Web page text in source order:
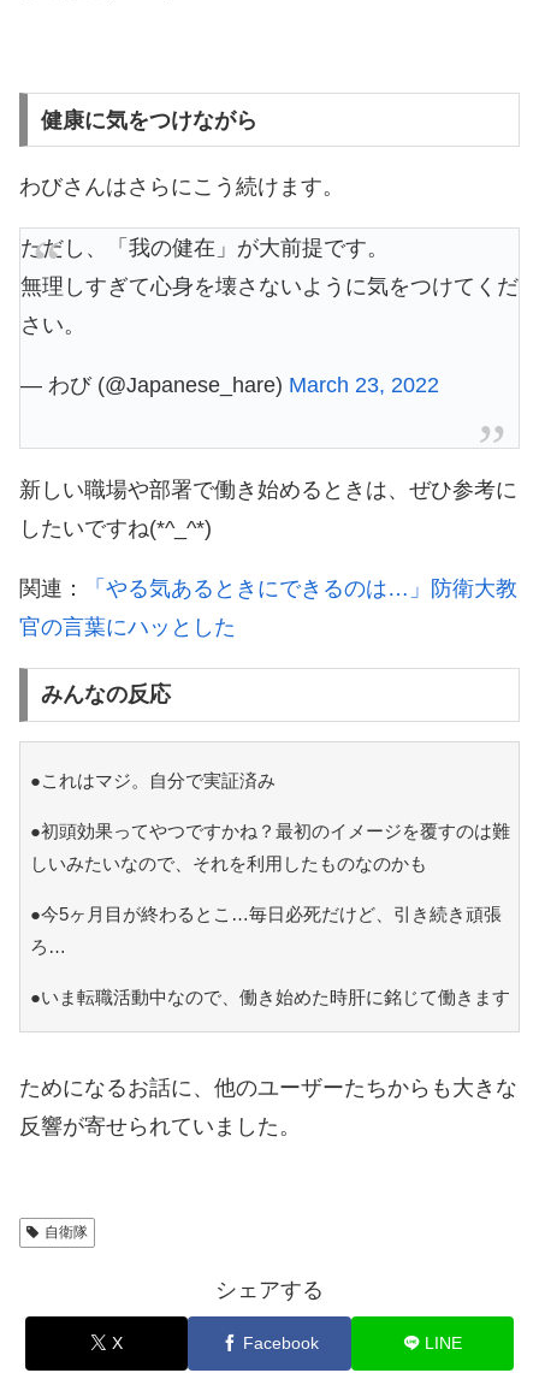
健康に気をつけながら
わびさんはさらにこう続けます。
ただし、「我の健在」が大前提です。
無理しすぎて心身を壊さないように気をつけてくだ
さい。
— わび (@Japanese_hare) March 23, 2022
新しい職場や部署で働き始めるときは、ぜひ参考に
したいですね(*^_^*)
関連：
「やる気あるときにできるのは…」防衛大教
官の言葉にハッとした
みんなの反応
●これはマジ。自分で実証済み
●初頭効果ってやつですかね？最初のイメージを覆すのは難
しいみたいなので、それを利用したものなのかも
●今5ヶ月目が終わるとこ…毎日必死だけど、引き続き頑張
ろ…
●いま転職活動中なので、働き始めた時肝に銘じて働きます
ためになるお話に、他のユーザーたちからも大きな
反響が寄せられていました。
自衛隊
シェアする
X Facebook LINE